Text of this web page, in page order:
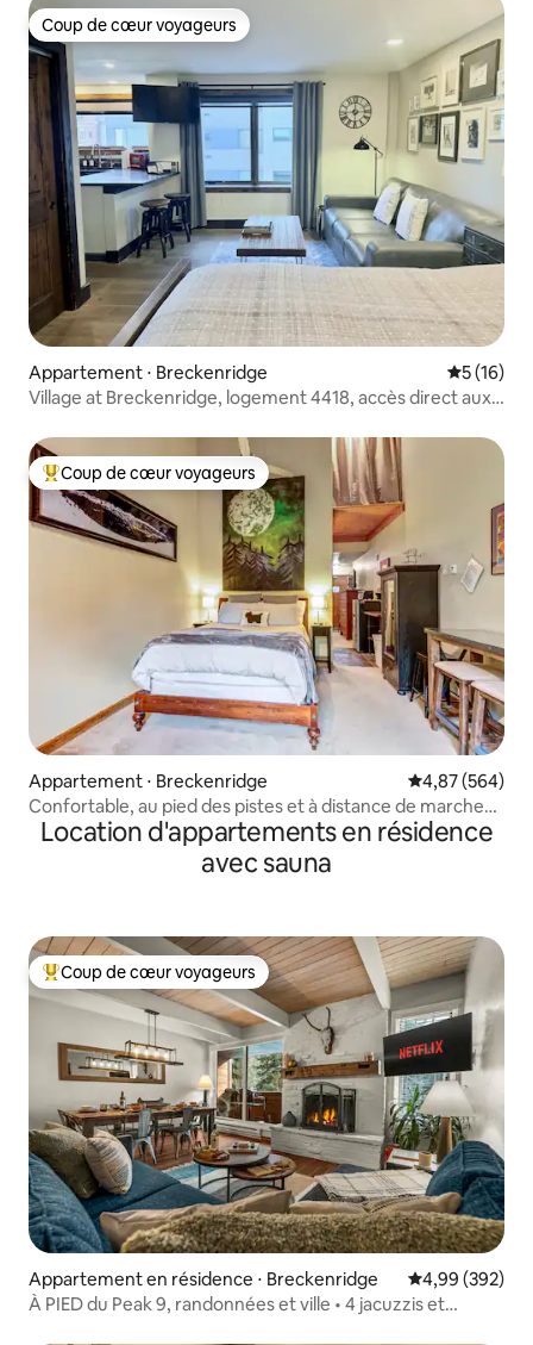
Coup de cœur voyageurs
Coup de cœur voyageurs
Appartement ⋅ Breckenridge
5 (16)
Village at Breckenridge, logement 4418, accès direct aux
Coups de cœur voyageurs les plus appréciés
Coup de cœur voyageurs
Appartement ⋅ Breckenridge Évaluation
4,87 (564)
Confortable, au pied des pistes et à distance de marche
de la ville !
Location d'appartements en résidence
avec sauna
Coups de cœur voyageurs les plus appréciés
Coup de cœur voyageurs
Appartement en résidence ⋅ Breckenridge Évaluation
4,99 (392)
À PIED du Peak 9, randonnées et ville • 4 jacuzzis et